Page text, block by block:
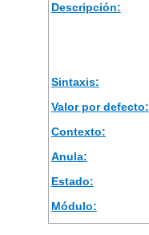
Descripción:
Sintaxis:
Valor por defecto:
Contexto:
Anula:
Estado:
Módulo: